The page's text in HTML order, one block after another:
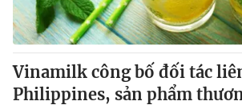
Vinamilk công bố đối tác
Philippines, sản phẩm